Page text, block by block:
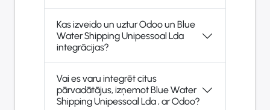
Kas izveido un uztur Odoo un Blue
Water Shipping Unipessoal Lda
integrācijas?
Vai es varu integrēt citus
pārvadātājus, izņemot Blue Water
Shipping Unipessoal Lda , ar Odoo?